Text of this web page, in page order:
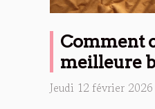
Comment
meilleure
votre
Jeudi 12 février